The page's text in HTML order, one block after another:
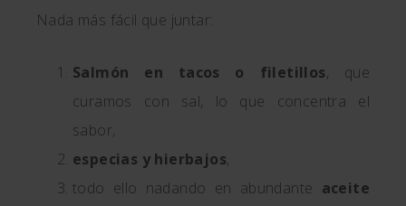
Nada más fácil que juntar:
Salmón en tacos o filetillos, que
curamos con sal, lo que concentra el
sabor,
especias y hierbajos,
todo ello nadando en abundante aceite